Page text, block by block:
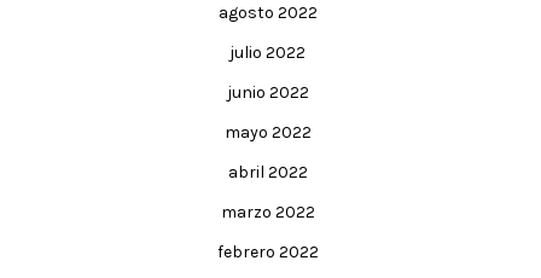
agosto 2022
julio 2022
junio 2022
mayo 2022
abril 2022
marzo 2022
febrero 2022